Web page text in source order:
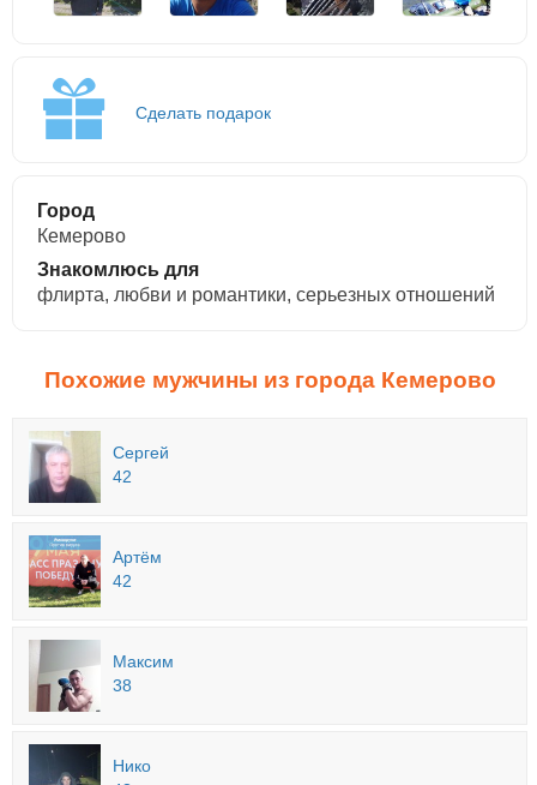
Сделать подарок
Город
Кемерово
Знакомлюсь для
флирта, любви и романтики, cерьезных отношений
Похожие мужчины из города Кемерово
Сергей
42
Артём
42
Максим
38
Нико